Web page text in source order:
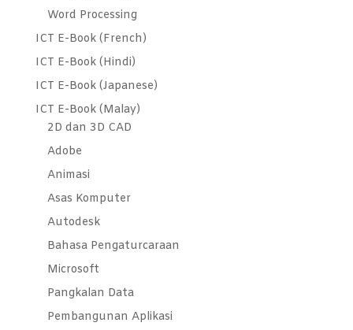
Word Processing
ICT E-Book (French)
ICT E-Book (Hindi)
ICT E-Book (Japanese)
ICT E-Book (Malay)
2D dan 3D CAD
Adobe
Animasi
Asas Komputer
Autodesk
Bahasa Pengaturcaraan
Microsoft
Pangkalan Data
Pembangunan Aplikasi